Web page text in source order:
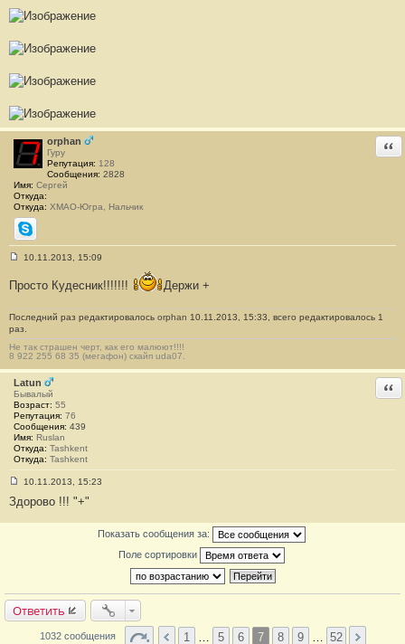
orphan
Гуру
Репутация: 128
Сообщения: 2828
Имя: Сергей
Откуда:
Откуда: ХМАО-Югра, Нальчик
Skype
о
щ
е
н
и
е
1
3
9
10.11.2013, 15:09
Просто Кудесник!!!!!!! Держи +
Последний раз редактировалось orphan 10.11.2013, 15:33, всего редактировалось 1
раз.
Не так страшен черт, как его малюют!!!!
8 922 255 68 35 (мегафон) скайп uda07.
Latun
Бывалый
Возраст: 55
Репутация: 76
Сообщения: 439
Имя: Ruslan
Откуда: Tashkent
Откуда: Tashkent
о
о
б
1
4
0
10.11.2013, 15:23
Здорово !!! "+"
Показать сообщения за:
Поле сортировки
Ответить
1032 сообщения 1 5 6 7 8 9 52